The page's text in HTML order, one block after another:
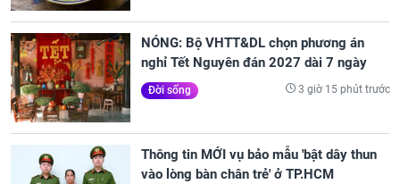
NÓNG: Bộ VHTT&DL chọn phương án
nghỉ Tết Nguyên đán 2027 dài 7 ngày
Đời sống 3 giờ 15 phút trước
Thông tin MỚI vụ bảo mẫu 'bật dây thun
vào lòng bàn chân trẻ' ở TP.HCM